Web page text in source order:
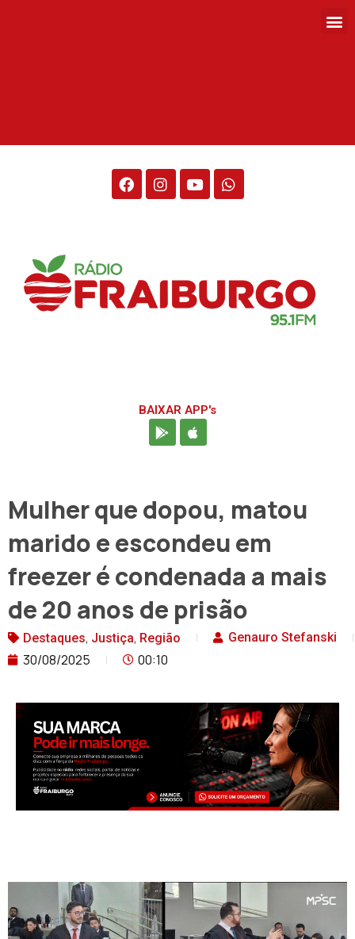
BAIXAR APP's
Mulher que dopou, matou
marido e escondeu em
freezer é condenada a mais
de 20 anos de prisão
Destaques, Justiça, Região Genauro Stefanski
30/08/2025 00:10